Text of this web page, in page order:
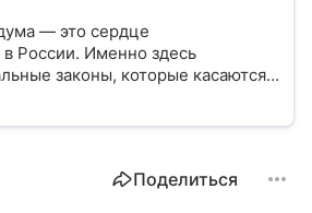
— это сердце
в России. Именно здесь
законы, которые касаются
от образования и
Поделиться